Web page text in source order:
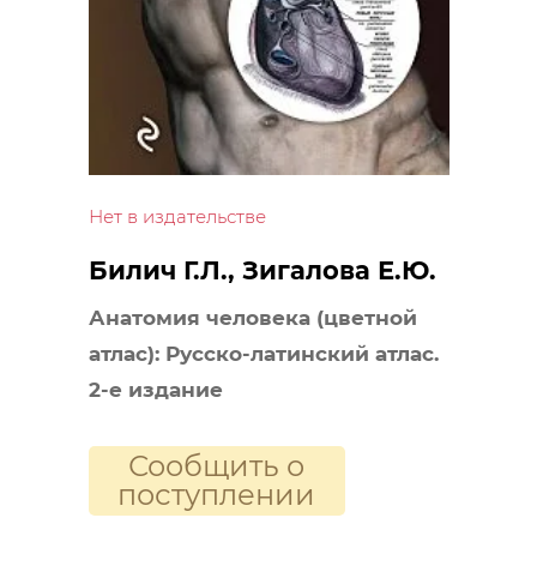
Нет в издательстве
Билич Г.Л., Зигалова Е.Ю.
Анатомия человека (цветной
атлас): Русско-латинский атлас.
2-е издание
Сообщить о
поступлении